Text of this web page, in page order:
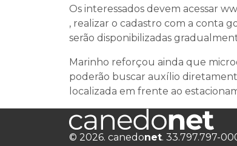
Os interessados devem acessar
, realizar o cadastro com a conta
serão disponibilizadas
Marinho reforçou ainda que
poderão buscar auxílio
localizada em frente ao
© 2026. canedonet. 33.797.797-